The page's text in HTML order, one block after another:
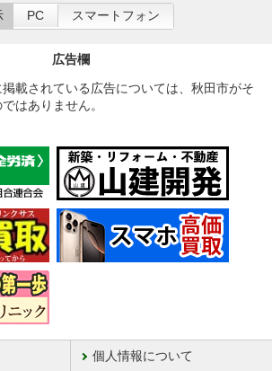
PC スマートフォン
広告欄
載されている広告については、秋田市がそ
はありません。
個人情報について